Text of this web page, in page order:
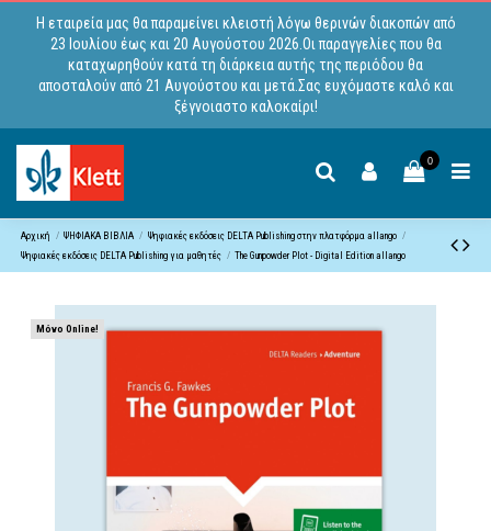
Η εταιρεία μας θα παραμείνει κλειστή λόγω θερινών διακοπών από
23 Ιουλίου έως και 20 Αυγούστου 2026.Οι παραγγελίες που θα
καταχωρηθούν κατά τη διάρκεια αυτής της περιόδου θα
αποσταλούν από 21 Αυγούστου και μετά.Σας ευχόμαστε καλό και
ξέγνοιαστο καλοκαίρι!
0
Αρχική ΨΗΦΙΑΚΑ ΒΙΒΛΙΑ
Ψηφιακές εκδόσεις DELTA Publishing στην πλατφόρμα allango
Ψηφιακές εκδόσεις DELTA Publishing για μαθητές
The Gunpowder Plot - Digital Edition allango
Μόνο Online!